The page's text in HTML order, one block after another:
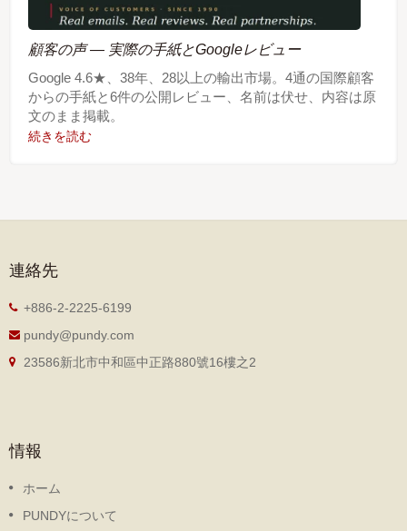
顧客の声 — 実際の手紙とGoogleレビュー
Google 4.6★、38年、28以上の輸出市場。4通の国際顧客
からの手紙と6件の公開レビュー、名前は伏せ、内容は原
文のまま掲載。
続きを読む
連絡先
+886-2-2225-6199
pundy@pundy.com
23586新北市中和區中正路880號16樓之2
情報
ホーム
PUNDYについて